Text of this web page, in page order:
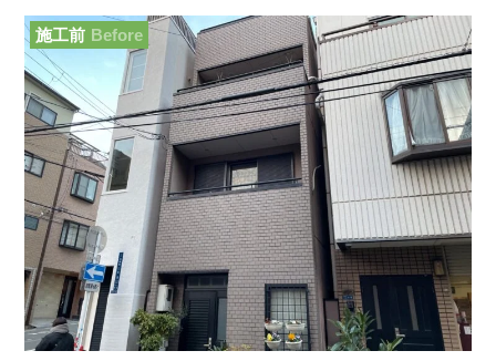
施工前 Before